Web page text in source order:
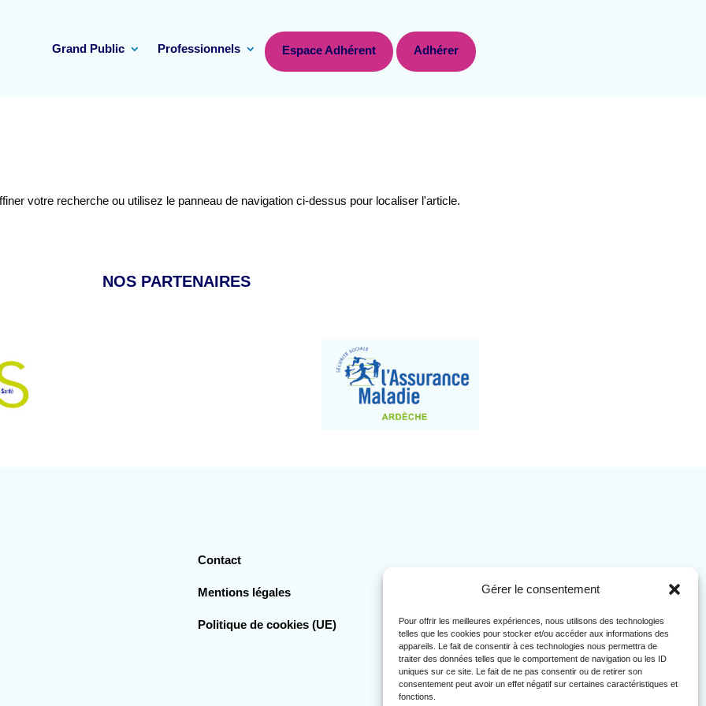
Gérer le consentement
Pour offrir les meilleures expériences, nous utilisons des technologies
telles que les cookies pour stocker et/ou accéder aux informations des
appareils. Le fait de consentir à ces technologies nous permettra de
traiter des données telles que le comportement de navigation ou les ID
uniques sur ce site. Le fait de ne pas consentir ou de retirer son
consentement peut avoir un effet négatif sur certaines caractéristiques et
fonctions.
Grand Public Professionnels Espace Adhérent Adhérer
votre recherche ou utilisez le panneau de navigation ci-dessus pour localiser l'article.
NOS PARTENAIRES
Contact
Mentions légales
Politique de cookies (UE)